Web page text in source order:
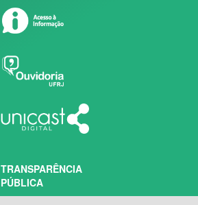
TRANSPARÊNCIA
PÚBLICA